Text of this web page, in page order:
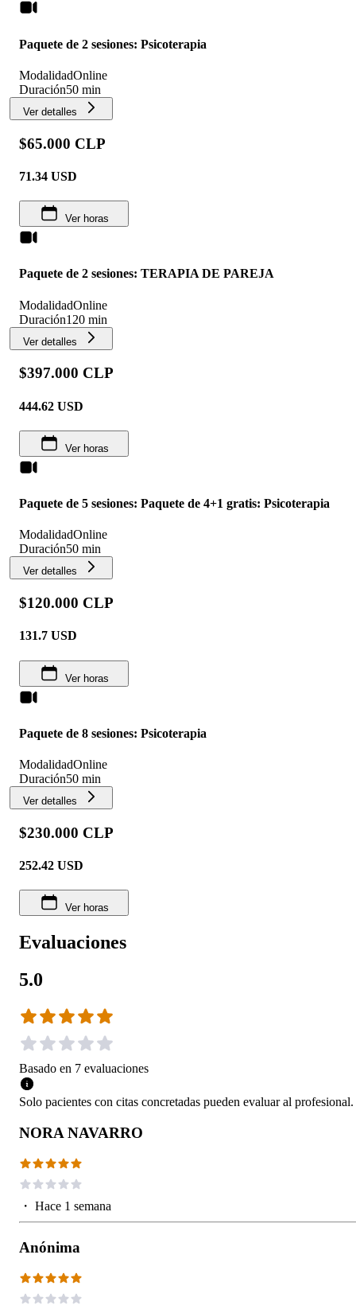
Paquete de 2 sesiones: Psicoterapia
ModalidadOnline
Duración50 min
Ver detalles
$65.000 CLP
71.34 USD
Ver horas
Paquete de 2 sesiones: TERAPIA DE PAREJA
ModalidadOnline
Duración120 min
Ver detalles
$397.000 CLP
444.62 USD
Ver horas
Paquete de 5 sesiones: Paquete de 4+1 gratis: Psicoterapia
ModalidadOnline
Duración50 min
Ver detalles
$120.000 CLP
131.7 USD
Ver horas
Paquete de 8 sesiones: Psicoterapia
ModalidadOnline
Duración50 min
Ver detalles
$230.000 CLP
252.42 USD
Ver horas
Evaluaciones
5.0
Basado en 7 evaluaciones
Solo pacientes con citas concretadas pueden evaluar al profesional.
NORA NAVARRO
・ Hace 1 semana
Anónima